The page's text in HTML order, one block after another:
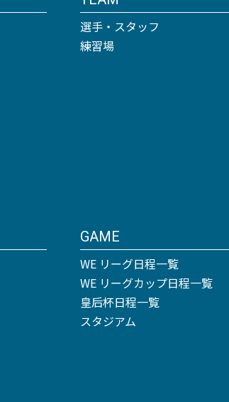
選手・スタッフ
練習場
GAME
WE リーグ日程一覧
WE リーグカップ日程一覧
皇后杯日程一覧
スタジアム